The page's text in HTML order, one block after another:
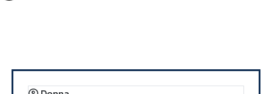
Annunci